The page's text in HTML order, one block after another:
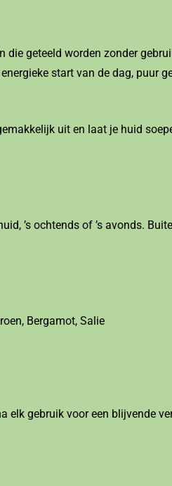
die geteeld worden zonder
start van de dag, puur
uit en laat je huid
’s ochtends of ’s avonds.
Bergamot, Salie
elk gebruik voor een blijvende